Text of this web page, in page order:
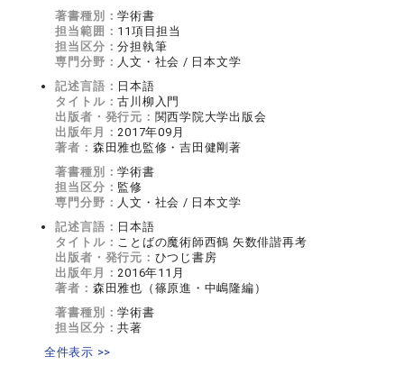
著書種別：学術書
担当範囲： 11項目担当
担当区分：分担執筆
専門分野： 人文・社会 / 日本文学
記述言語： 日本語
タイトル：古川柳入門
出版者・発行元： 関西学院大学出版会
出版年月：2017年09月
著者： 森田雅也監修・吉田健剛著
著書種別：学術書
担当区分： 監修
専門分野： 人文・社会 / 日本文学
記述言語： 日本語
タイトル： ことばの魔術師西鶴 矢数俳諧再考
出版者・発行元： ひつじ書房
出版年月：2016年11月
著者： 森田雅也（篠原進・中嶋隆編）
著書種別：学術書
担当区分：共著
全件表示 >>